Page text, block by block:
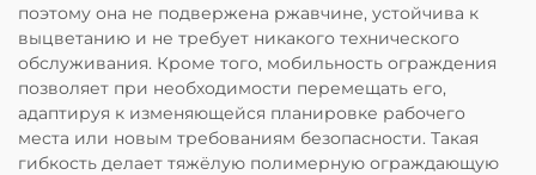
поэтому она не подвержена ржавчине, устойчива к
выцветанию и не требует никакого технического
обслуживания. Кроме того, мобильность ограждения
позволяет при необходимости перемещать его,
адаптируя к изменяющейся планировке рабочего
места или новым требованиям безопасности. Такая
гибкость делает тяжёлую полимерную ограждающую